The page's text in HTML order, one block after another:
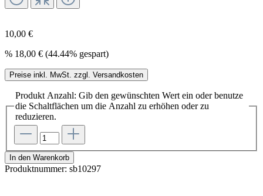
10,00 €
% 18,00 € (44.44% gespart)
Preise inkl. MwSt. zzgl. Versandkosten
Produkt Anzahl: Gib den gewünschten Wert ein oder benutze
die Schaltflächen um die Anzahl zu erhöhen oder zu
reduzieren.
In den Warenkorb
Produktnummer: sb10297